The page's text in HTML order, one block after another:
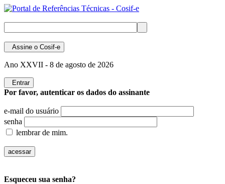
Assine o Cosif-e
Ano XXVII - 8 de agosto de 2026
Entrar
Por favor, autenticar os dados do assinante
e-mail do usuário
senha
lembrar de mim.
Esqueceu sua senha?